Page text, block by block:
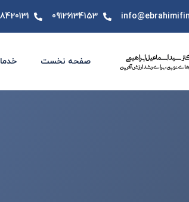
09126134153
صفحه نخست